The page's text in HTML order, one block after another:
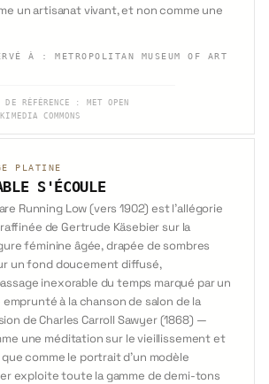
un artisanat vivant, et non comme une
À : METROPOLITAN MUSEUM OF ART
RÉFÉRENCE :
MET OPEN
COMMONS
PLATINE
S'ÉCOULE
Running Low (vers 1902) est l'allégorie
de Gertrude Käsebier sur la
féminine âgée, drapée de sombres
un fond doucement diffusé,
inexorable du temps marqué par un
à la chanson de salon de la
de Charles Carroll Sawyer (1868) —
une méditation sur le vieillissement et
comme le portrait d'un modèle
exploite toute la gamme de demi-tons